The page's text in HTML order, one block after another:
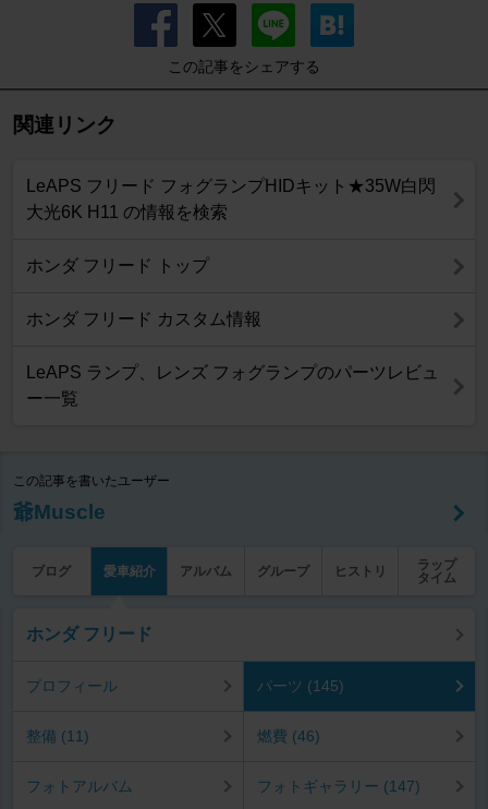
この記事をシェアする
関連リンク
LeAPS フリード フォグランプHIDキット★35W白閃
大光6K H11 の情報を検索
ホンダ フリード トップ
ホンダ フリード カスタム情報
LeAPS ランプ、レンズ フォグランプのパーツレビュ
ー一覧
この記事を書いたユーザー
爺Muscle
ブログ 愛車紹介 アルバム グループ ヒストリ
ラップ
タイム
ホンダ フリード
プロフィール パーツ (145)
整備 (11) 燃費 (46)
フォトアルバム フォトギャラリー (147)